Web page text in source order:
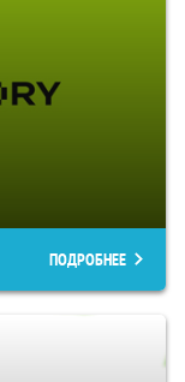
ПОДРОБНЕЕ